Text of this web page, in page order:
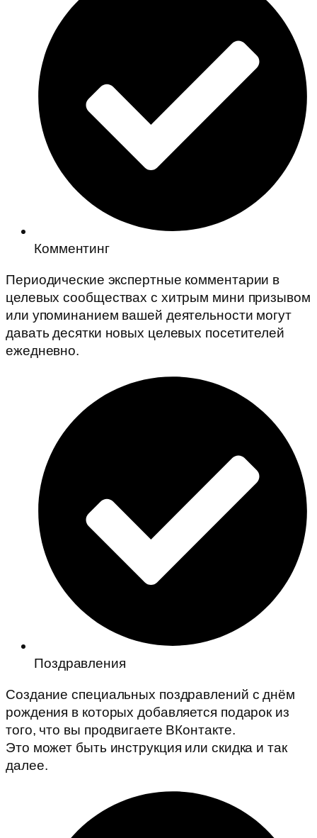
Комментинг
Периодические экспертные комментарии в
целевых сообществах с хитрым мини призывом
или упоминанием вашей деятельности могут
давать десятки новых целевых посетителей
ежедневно.
Поздравления
Создание специальных поздравлений с днём
рождения в которых добавляется подарок из
того, что вы продвигаете ВКонтакте.
Это может быть инструкция или скидка и так
далее.